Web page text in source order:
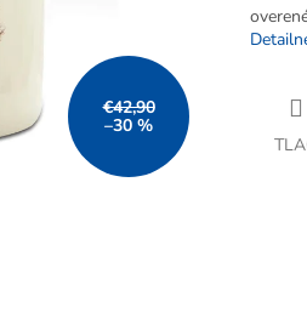
€42,90
–30 %